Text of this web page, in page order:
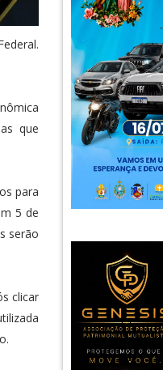
que
para
5 de
serão
clicar